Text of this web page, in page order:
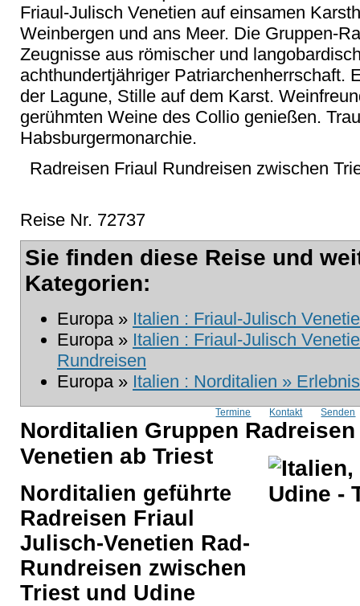
Friaul-Julisch Venetien auf einsamen
Weinbergen und ans Meer. Die Gruppen-
Zeugnisse aus römischer und
achthundertjähriger Patriarchenherrschaft.
der Lagune, Stille auf dem Karst.
gerühmten Weine des Collio genießen.
Habsburgermonarchie.
Radreisen Friaul Rundreisen zwischen
Reise Nr. 72737
Sie finden diese Reise und
Kategorien:
Europa » Italien : Friaul-Julisch
Europa » Italien : Friaul-Julisch
Rundreisen
Europa » Italien : Norditalien »
Termine Kontakt Senden
Norditalien Gruppen
Venetien ab Triest
Norditalien geführte
Radreisen Friaul
Julisch-Venetien Rad-
Rundreisen zwischen
Triest und Udine